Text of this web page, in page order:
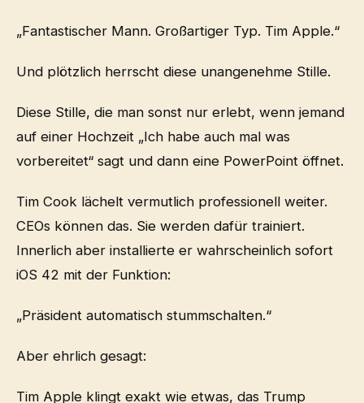
„Fantastischer Mann. Großartiger Typ. Tim Apple.“
Und plötzlich herrscht diese unangenehme Stille.
Diese Stille, die man sonst nur erlebt, wenn jemand
auf einer Hochzeit „Ich habe auch mal was
vorbereitet“ sagt und dann eine PowerPoint öffnet.
Tim Cook lächelt vermutlich professionell weiter.
CEOs können das. Sie werden dafür trainiert.
Innerlich aber installierte er wahrscheinlich sofort
iOS 42 mit der Funktion:
„Präsident automatisch stummschalten.“
Aber ehrlich gesagt:
Tim Apple klingt exakt wie etwas, das Trump